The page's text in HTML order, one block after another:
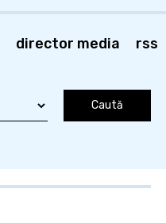
director media rss